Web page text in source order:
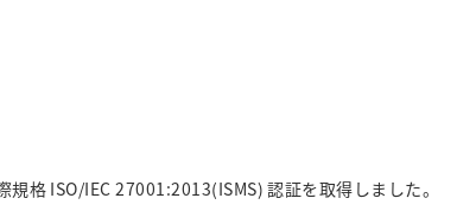
規格 ISO/IEC 27001:2013(ISMS) 認証を取得しました。